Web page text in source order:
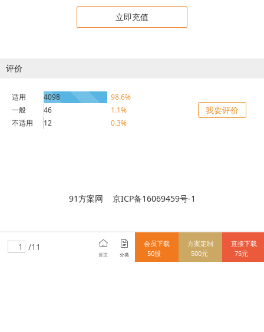
立即充值
评价
适用 4098
98.6%
一般
46
1.1%
不适用
12 0.3%
我要评价
91方案网 京ICP备16069459号-1
/11
首页 分类
会员下载
50股
方案定制
500元
直接下载
75元